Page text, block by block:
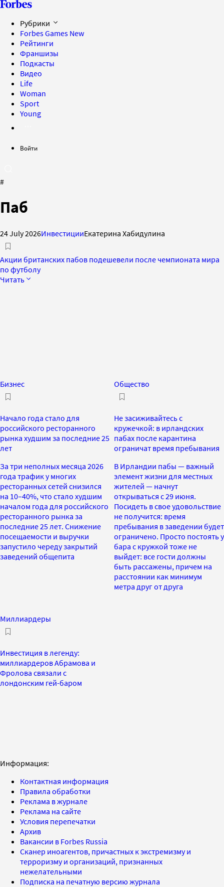
Рубрики
Forbes Games New
Рейтинги
Франшизы
Подкасты
Видео
Life
Woman
Sport
Young
Войти
#
Паб
24 July 2026ИнвестицииЕкатерина Хабидулина
Акции британских пабов подешевели после чемпионата мира
по футболу
Читать
Бизнес
Начало года стало для
российского ресторанного
рынка худшим за последние 25
лет
За три неполных месяца 2026
года трафик у многих
ресторанных сетей снизился
на 10–40%, что стало худшим
началом года для российского
ресторанного рынка за
последние 25 лет. Снижение
посещаемости и выручки
запустило череду закрытий
заведений общепита
Общество
Не засиживайтесь с
кружечкой: в ирландских
пабах после карантина
ограничат время пребывания
В Ирландии пабы — важный
элемент жизни для местных
жителей — начнут
открываться с 29 июня.
Посидеть в свое удовольствие
не получится: время
пребывания в заведении будет
ограничено. Просто постоять у
бара с кружкой тоже не
выйдет: все гости должны
быть рассажены, причем на
расстоянии как минимум
метра друг от друга
Миллиардеры
Инвестиция в легенду:
миллиардеров Абрамова и
Фролова связали с
лондонским гей-баром
Информация:
Контактная информация
Правила обработки
Реклама в журнале
Реклама на сайте
Условия перепечатки
Архив
Вакансии в Forbes Russia
Сканер иноагентов, причастных к экстремизму и
терроризму и организаций, признанных
нежелательными
Подписка на печатную версию журнала